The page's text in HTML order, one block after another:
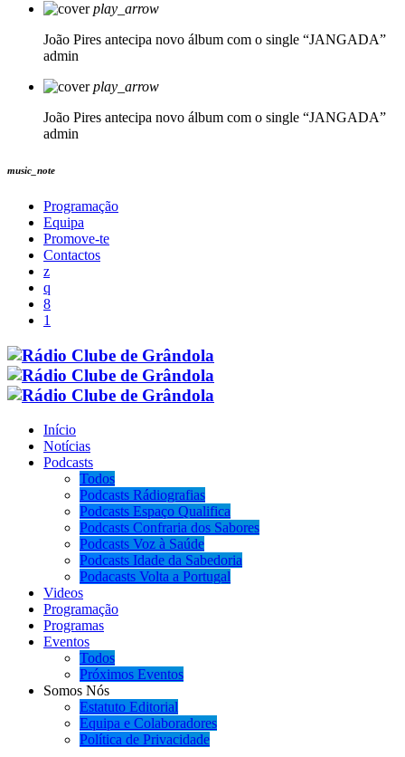
play_arrow
João Pires antecipa novo álbum com o single “JANGADA”
admin
play_arrow
João Pires antecipa novo álbum com o single “JANGADA”
admin
music_note
Programação
Equipa
Promove-te
Contactos
Início
Notícias
Podcasts
Todos
Podcasts Rádiografias
Podcasts Espaço Qualifica
Podcasts Confraria dos Sabores
Podcasts Voz à Saúde
Podcasts Idade da Sabedoria
Podacasts Volta a Portugal
Videos
Programação
Programas
Eventos
Todos
Próximos Eventos
Somos Nós
Estatuto Editorial
Equipa e Colaboradores
Política de Privacidade